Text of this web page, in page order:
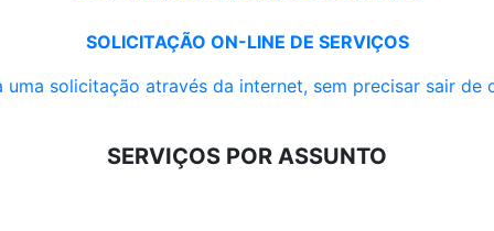
SOLICITAÇÃO ON-LINE DE SERVIÇOS
uma solicitação através da internet, sem precisar sair de
SERVIÇOS POR ASSUNTO